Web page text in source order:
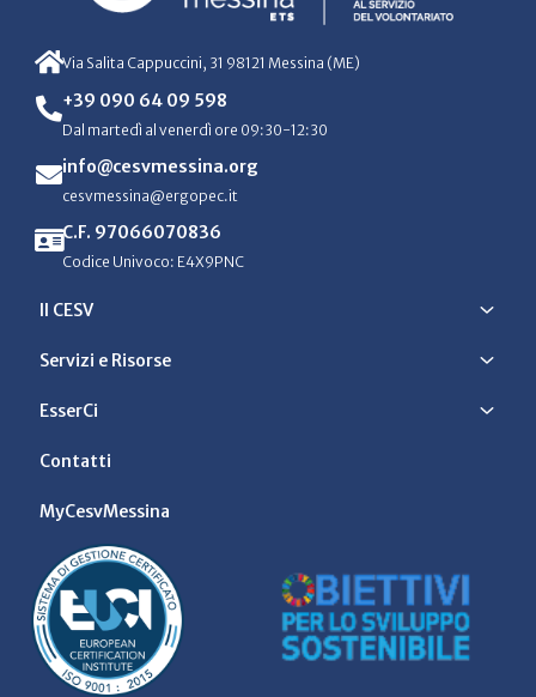
Via Salita Cappuccini, 31 98121 Messina (ME)
+39 090 64 09 598
Dal martedì al venerdì ore 09:30-12:30
info@cesvmessina.org
cesvmessina@ergopec.it
C.F. 97066070836
Codice Univoco: E4X9PNC
Il CESV
Servizi e Risorse
EsserCi
Contatti
MyCesvMessina